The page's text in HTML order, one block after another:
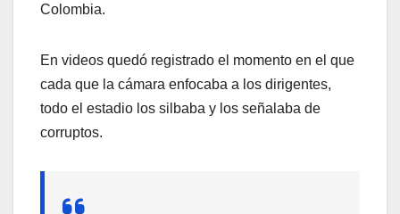
Colombia.
En videos quedó registrado el momento en el que
cada que la cámara enfocaba a los dirigentes,
todo el estadio los silbaba y los señalaba de
corruptos.